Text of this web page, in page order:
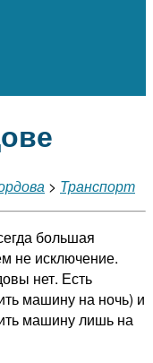
> Транспорт
большая
не исключение.
нет. Есть
машину на ночь) и
машину лишь на